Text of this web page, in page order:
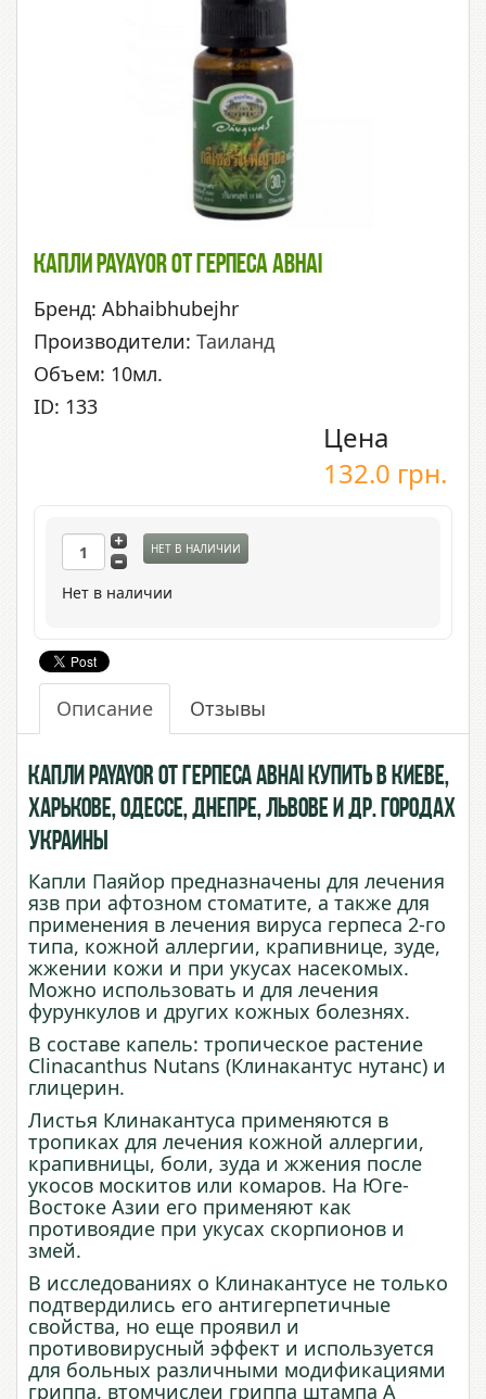
Капли Payayor От Герпеса Abhai
Бренд: Abhaibhubejhr
Производители: Таиланд
Объем: 10мл.
ID: 133
Цена
132.0 грн.
НЕТ В НАЛИЧИИ
Нет в наличии
Описание Отзывы
Капли Payayor от герпеса Abhai купить в Киеве,
Харькове, Одессе, Днепре, Львове и др. городах
Украины
Капли Паяйор предназначены для лечения
язв при афтозном стоматите, а также для
применения в лечения вируса герпеса 2-го
типа, кожной аллергии, крапивнице, зуде,
жжении кожи и при укусах насекомых.
Можно использовать и для лечения
фурункулов и других кожных болезнях.
В составе капель: тропическое растение
Clinacanthus Nutans (Клинакантус нутанс) и
глицерин.
Листья Клинакантуса применяются в
тропиках для лечения кожной аллергии,
крапивницы, боли, зуда и жжения после
укосов москитов или комаров. На Юге-
Востоке Азии его применяют как
противоядие при укусах скорпионов и
змей.
В исследованиях о Клинакантусе не только
подтвердились его антигерпетичные
свойства, но еще проявил и
противовирусный эффект и используется
для больных различными модификациями
гриппа, втомчислеи гриппа штампа A